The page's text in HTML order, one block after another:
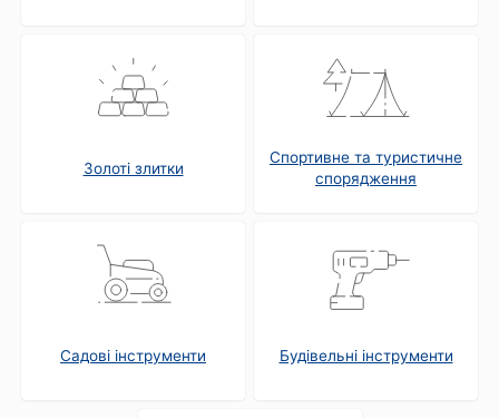
Золоті злитки
Спортивне та туристичне
спорядження
Садові інструменти Будівельні інструменти